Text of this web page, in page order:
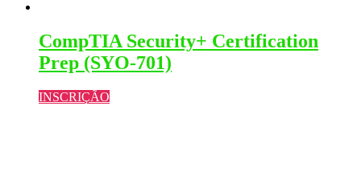
CompTIA Security+ Certification
Prep (SYO-701)
INSCRIÇÃO